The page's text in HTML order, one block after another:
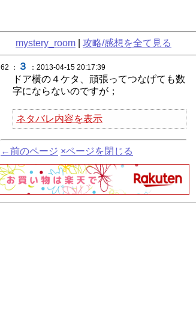
mystery_room 攻略/感想を全て見る
62 ： ３ ：2013-04-15 20:17:39
ドア横の４ケタ、頑張ってつなげても数
字にならないのですが；
ネタバレ内容を表示
←前のページ ×ページを閉じる